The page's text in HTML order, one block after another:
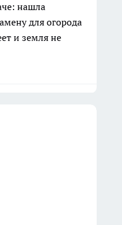
нашла
для огорода
и земля не